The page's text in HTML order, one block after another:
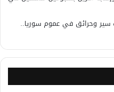
مصابا في 18 حادث سير وحرائق في عموم سوريا..